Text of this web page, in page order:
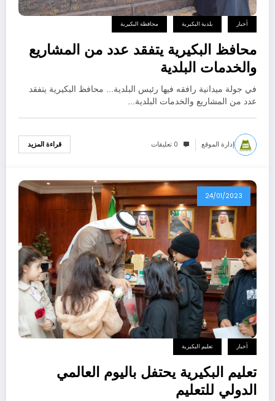
أخبار بلدية البكيرية محافظة البكيرية
محافظ البكيرية يتفقد عدد من المشاريع
والخدمات البلدية
في جولة ميدانية رافقه فيها رئيس البلدية… محافظ البكيرية يتفقد
عدد من المشاريع والخدمات البلدية…
إدارة الموقع 0 تعليقات قراءة المزيد
24/01/2023
أخبار تعليم البكيرية
تعليم البكيرية يحتفل باليوم العالمي
الدولي للتعليم